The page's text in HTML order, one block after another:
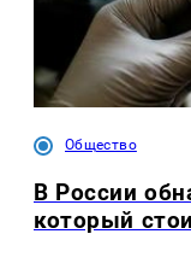
Общество
В России
который